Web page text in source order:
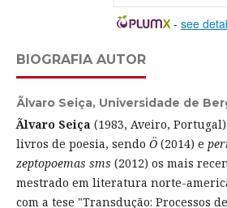
- see
BIOGRAFIA AUTOR
Ãlvaro Seiça, Universidade de
Ãlvaro Seiça (1983, Aveiro,
livros de poesia, sendo Ö(2014) e
zeptopoemas sms (2012) os mais
mestrado em literatura norte-
com a tese "Transdução: Processos